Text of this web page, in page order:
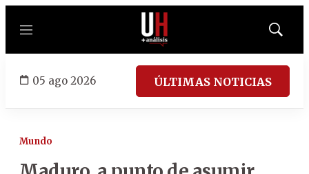
Menú
Mostrar
05 ago 2026 ÚLTIMAS NOTICIAS
Mundo